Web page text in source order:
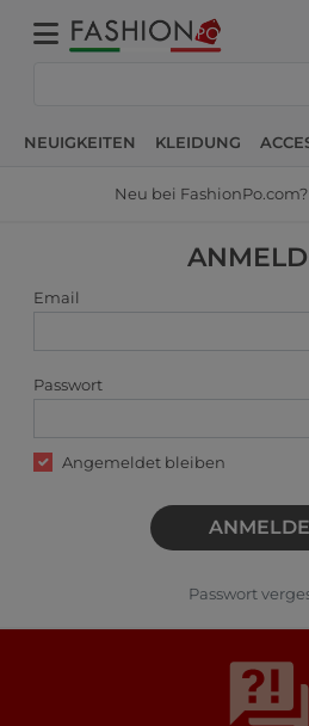
NEUIGKEITEN KLEIDUNG
Neu bei FashionPo.com?
Email
Passwort
Angemeldet bleiben
Passwort